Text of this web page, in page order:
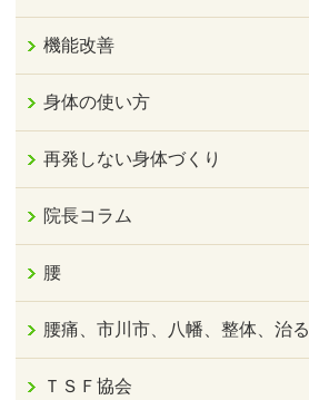
機能改善
身体の使い方
再発しない身体づくり
院長コラム
腰
腰痛、市川市、八幡、整体、治る
ＴＳＦ協会